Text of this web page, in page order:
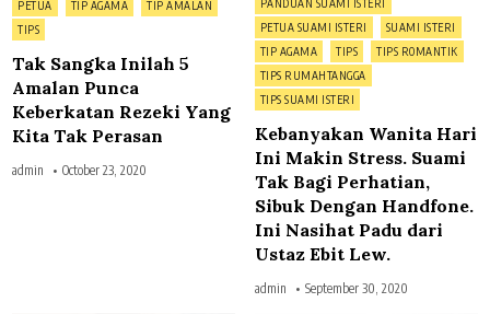
in
PETUA TIP AGAMA
TIP AMALAN
TIPS
Tak Sangka Inilah 5
Amalan Punca
Keberkatan Rezeki Yang
Kita Tak Perasan
admin October 23, 2020
PANDUAN SUAMI ISTERI
PETUA SUAMI ISTERI
SUAMI ISTERI
TIP AGAMA
TIPS
TIPS ROMANTIK
TIPS RUMAHTANGGA
TIPS SUAMI ISTERI
Kebanyakan Wanita Hari
Ini Makin Stress. Suami
Tak Bagi Perhatian,
Sibuk Dengan Handfone.
Ini Nasihat Padu dari
Ustaz Ebit Lew.
admin September 30, 2020